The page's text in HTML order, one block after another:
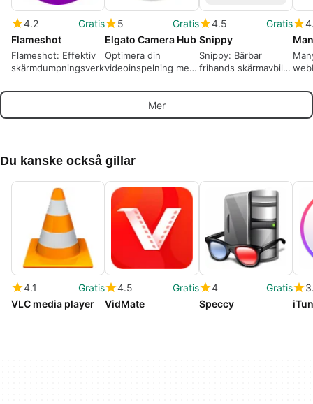
4.2
Gratis
Flameshot
Flameshot: Effektiv
skärmdumpningsverktyg
5
Gratis
Elgato Camera Hub
Optimera din
videoinspelning med
4.5
Gratis
Snippy
Snippy: Bärbar
frihands skärmavbild
urklipp
Mer
Du kanske också gillar
4.1
Gratis
VLC media player
4.5
Gratis
VidMate
4
Gratis
Speccy